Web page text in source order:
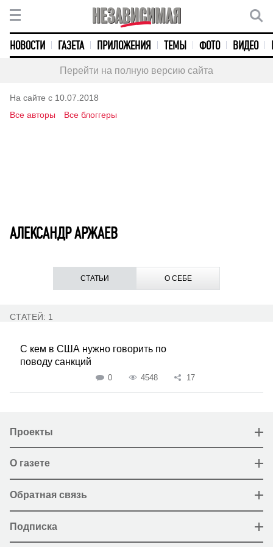
НОВОСТИ ГАЗЕТА ПРИЛОЖЕНИЯ ТЕМЫ ФОТО ВИДЕО
Перейти на полную версию сайта
На сайте с 10.07.2018
Все авторы
Все блоггеры
АЛЕКСАНДР АРЖАЕВ
СТАТЬИ О СЕБЕ
СТАТЕЙ: 1
С кем в США нужно говорить по
поводу санкций
0 4548 17
Проекты
О газете
Обратная связь
Подписка